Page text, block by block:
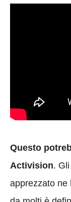
Questo
Activision.
apprezzato ne